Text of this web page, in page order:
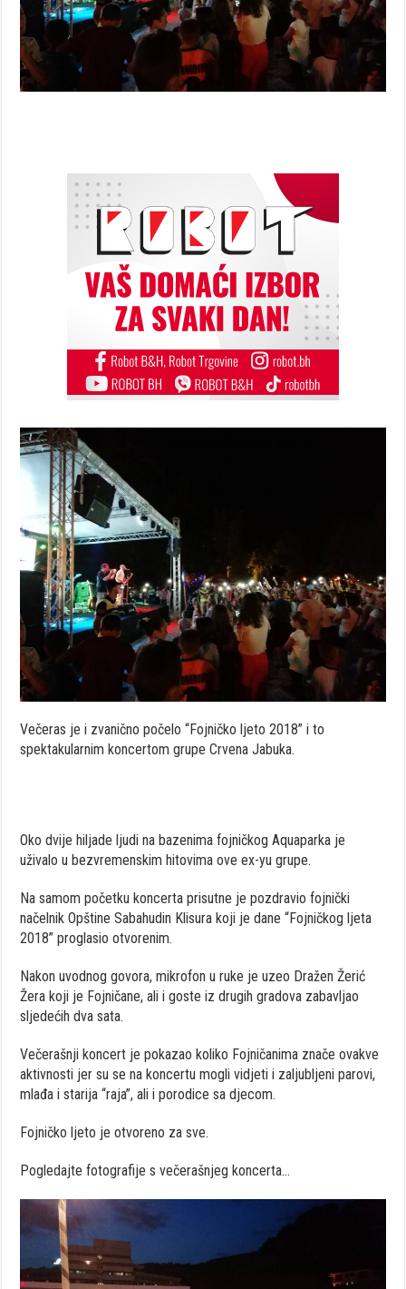
Večeras je i zvanično počelo “Fojničko ljeto 2018” i to
spektakularnim koncertom grupe Crvena Jabuka.
Oko dvije hiljade ljudi na bazenima fojničkog Aquaparka je
uživalo u bezvremenskim hitovima ove ex-yu grupe.
Na samom početku koncerta prisutne je pozdravio fojnički
načelnik Opštine Sabahudin Klisura koji je dane “Fojničkog ljeta
2018” proglasio otvorenim.
Nakon uvodnog govora, mikrofon u ruke je uzeo Dražen Žerić
Žera koji je Fojničane, ali i goste iz drugih gradova zabavljao
sljedećih dva sata.
Večerašnji koncert je pokazao koliko Fojničanima znače ovakve
aktivnosti jer su se na koncertu mogli vidjeti i zaljubljeni parovi,
mlađa i starija “raja”, ali i porodice sa djecom.
Fojničko ljeto je otvoreno za sve.
Pogledajte fotografije s večerašnjeg koncerta…